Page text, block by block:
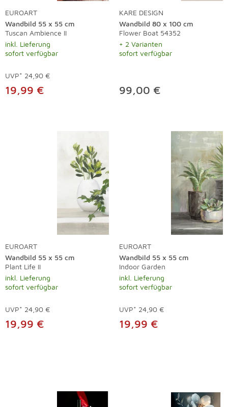
EUROART
Wandbild 55 x 55 cm
Tuscan Ambience II
inkl. Lieferung
sofort verfügbar
UVP* 24,90 €
19,99 €
KARE DESIGN
Wandbild 80 x 100 cm
Flower Boat 54352
+ 2 Varianten
sofort verfügbar
99,00 €
EUROART
Wandbild 55 x 55 cm
Plant Life II
inkl. Lieferung
sofort verfügbar
UVP* 24,90 €
19,99 €
EUROART
Wandbild 55 x 55 cm
Indoor Garden
inkl. Lieferung
sofort verfügbar
UVP* 24,90 €
19,99 €